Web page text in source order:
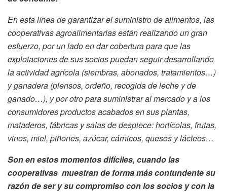
En esta línea de garantizar el suministro de alimentos, las
cooperativas agroalimentarias están realizando un gran
esfuerzo, por un lado en dar cobertura para que las
explotaciones de sus socios puedan seguir desarrollando
la actividad agrícola (siembras, abonados, tratamientos…)
y ganadera (piensos, ordeño, recogida de leche y de
ganado…), y por otro para suministrar al mercado y a los
consumidores productos acabados en sus plantas,
mataderos, fábricas y salas de despiece: hortícolas, frutas,
vinos, miel, piñones, azúcar, cárnicos, quesos y lácteos…
Son en estos momentos difíciles, cuando las
cooperativas muestran de forma más contundente su
razón de ser y su compromiso con los socios y con la